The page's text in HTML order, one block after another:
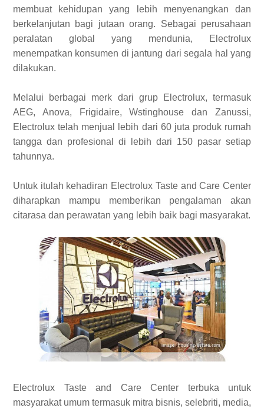
membuat kehidupan yang lebih menyenangkan dan
berkelanjutan bagi jutaan orang. Sebagai perusahaan
peralatan global yang mendunia, Electrolux
menempatkan konsumen di jantung dari segala hal yang
dilakukan.
Melalui berbagai merk dari grup Electrolux, termasuk
AEG, Anova, Frigidaire, Wstinghouse dan Zanussi,
Electrolux telah menjual lebih dari 60 juta produk rumah
tangga dan profesional di lebih dari 150 pasar setiap
tahunnya.
Untuk itulah kehadiran Electrolux Taste and Care Center
diharapkan mampu memberikan pengalaman akan
citarasa dan perawatan yang lebih baik bagi masyarakat.
Electrolux Taste and Care Center terbuka untuk
masyarakat umum termasuk mitra bisnis, selebriti, media,